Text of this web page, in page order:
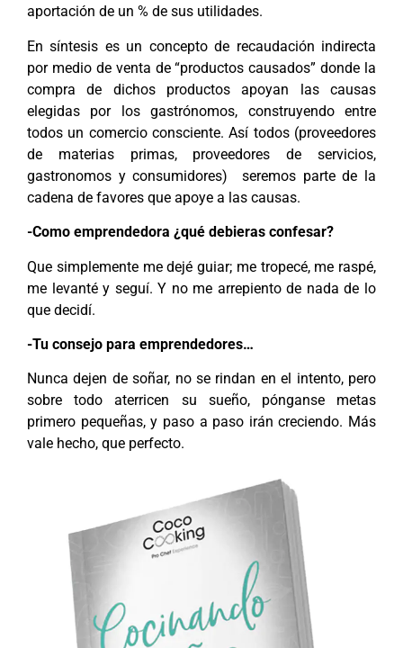
aportación de un % de sus utilidades.
En síntesis es un concepto de recaudación indirecta
por medio de venta de “productos causados” donde la
compra de dichos productos apoyan las causas
elegidas por los gastrónomos, construyendo entre
todos un comercio consciente. Así todos (proveedores
de materias primas, proveedores de servicios,
gastronomos y consumidores)
seremos parte de la
cadena de favores que apoye a las causas.
-Como emprendedora ¿qué debieras confesar?
Que simplemente me dejé guiar; me tropecé, me raspé,
me levanté y seguí. Y no me arrepiento de nada de lo
que decidí.
-Tu consejo para emprendedores…
Nunca dejen de soñar, no se rindan en el intento, pero
sobre todo aterricen su sueño, pónganse metas
primero pequeñas, y paso a paso irán creciendo. Más
vale hecho, que perfecto.